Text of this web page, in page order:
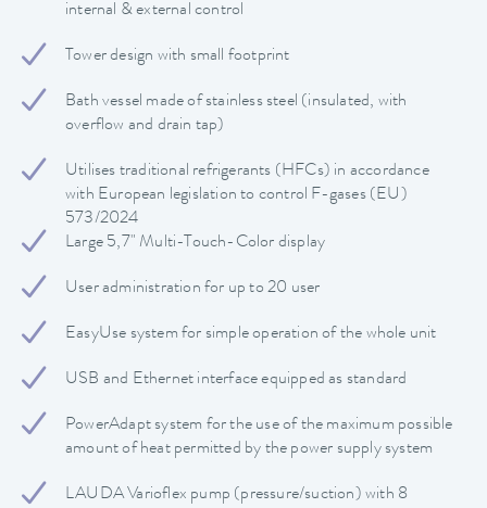
internal & external control
Tower design with small footprint
Bath vessel made of stainless steel (insulated, with
overflow and drain tap)
Utilises traditional refrigerants (HFCs) in accordance
with European legislation to control F-gases (EU)
573/2024
Large 5,7" Multi-Touch-Color display
User administration for up to 20 user
EasyUse system for simple operation of the whole unit
USB and Ethernet interface equipped as standard
PowerAdapt system for the use of the maximum possible
amount of heat permitted by the power supply system
LAUDA Varioflex pump (pressure/suction) with 8